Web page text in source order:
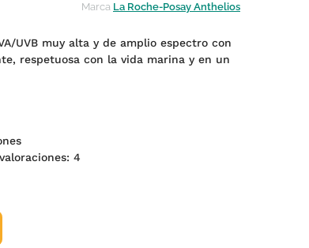
Marca La Roche-Posay Anthelios
UVB muy alta y de amplio espectro con
respetuosa con la vida marina y en un
4